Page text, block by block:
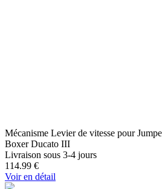
Mécanisme Levier de vitesse pour
Boxer Ducato III
Livraison sous 3-4 jours
114.99 €
Voir en détail